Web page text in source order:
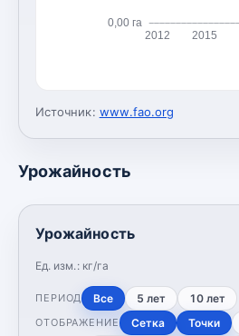
0,00 га
2012 2015
Источник: www.fao.org
Урожайность
Урожайность
Ед. изм.: кг/га
ПЕРИОД Все 5 лет 10 лет
ОТОБРАЖЕНИЕ Сетка Точки